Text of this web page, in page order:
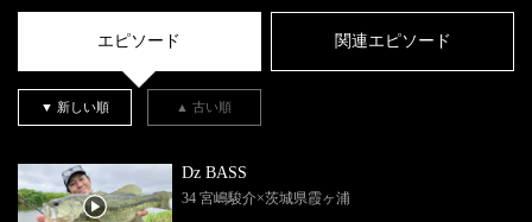
エピソード 関連エピソード
▼ 新しい順 ▲ 古い順
Dz BASS
34 宮嶋駿介×茨城県霞ヶ浦